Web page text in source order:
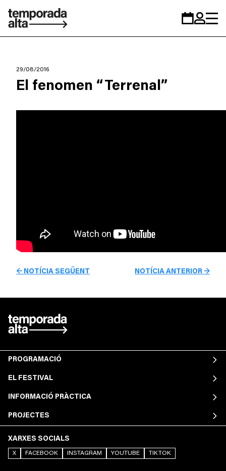
Temporada
personal
29/08/2016
El fenomen “Terrenal”
← NOTÍCIA SEGÜENT NOTÍCIA ANTERIOR →
PROGRAMACIÓ
EL FESTIVAL
INFORMACIÓ PRÀCTICA
PROJECTES
XARXES SOCIALS
X FACEBOOK INSTAGRAM YOUTUBE TIKTOK